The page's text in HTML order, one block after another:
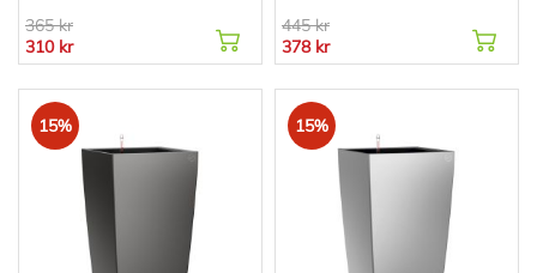
365 kr
310 kr
445 kr
378 kr
15% 15%